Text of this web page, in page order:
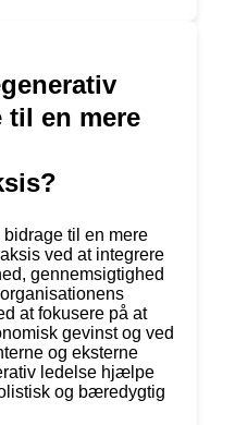
til en mere
til en mere
ved at integrere
gennemsigtighed
at fokusere på at
gevinst og ved
og eksterne
ledelse hjælpe
og bæredygtig